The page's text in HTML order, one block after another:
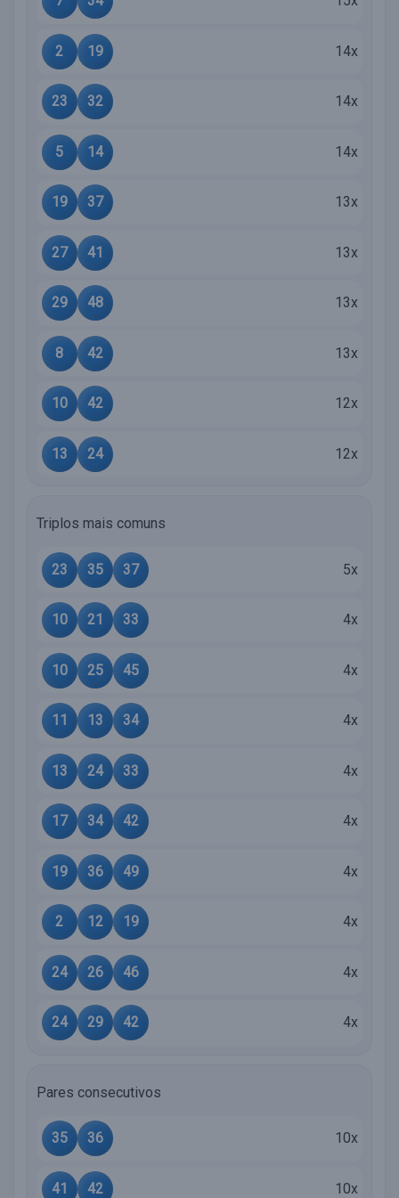
2 19 14x
23 32 14x
5 14 14x
19 37 13x
27 41 13x
29 48 13x
8 42 13x
10 42 12x
13 24 12x
Triplos mais comuns
23 35 37 5x
10 21 33 4x
10 25 45 4x
11 13 34 4x
13 24 33 4x
17 34 42 4x
19 36 49 4x
2 12 19 4x
24 26 46 4x
24 29 42 4x
Pares consecutivos
35 36 10x
41 42 10x